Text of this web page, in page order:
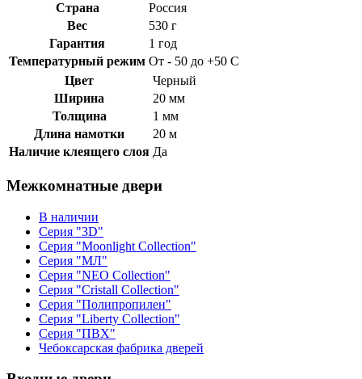
Страна
Россия
Вес
530 г
Гарантия
1 год
Температурный режим От - 50 до +50 С
Цвет
Черный
Ширина
20 мм
Толщина
1 мм
Длина намотки
20 м
Наличие клеящего слоя Да
Межкомнатные двери
В наличии
Серия "3D"
Серия "Moonlight Collection"
Серия "МЛ"
Серия "NEO Collection"
Серия "Cristall Collection"
Серия "Полипропилен"
Серия "Liberty Collection"
Серия "ПВХ"
Чебоксарская фабрика дверей